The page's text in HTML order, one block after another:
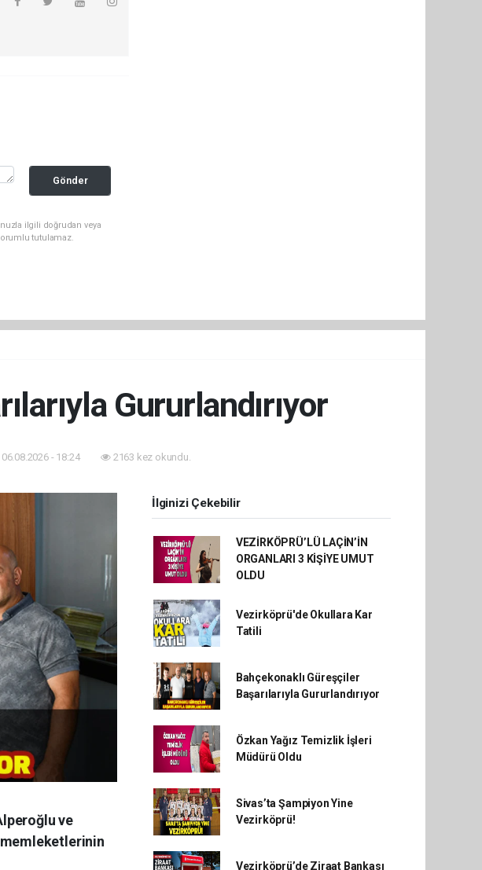
Gönder
ilgili doğrudan veya
tutulamaz.
Gururlandırıyor
- 18:24 2163 kez okundu.
ve
İlginizi Çekebilir
VEZİRKÖPRÜ’LÜ LAÇİN’İN
ORGANLARI 3 KİŞİYE UMUT
OLDU
Vezirköprü'de Okullara Kar
Tatili
Bahçekonaklı Güreşçiler
Başarılarıyla Gururlandırıyor
Özkan Yağız Temizlik İşleri
Müdürü Oldu
Sivas’ta Şampiyon Yine
Vezirköprü!
Vezirköprü’de Ziraat Bankası